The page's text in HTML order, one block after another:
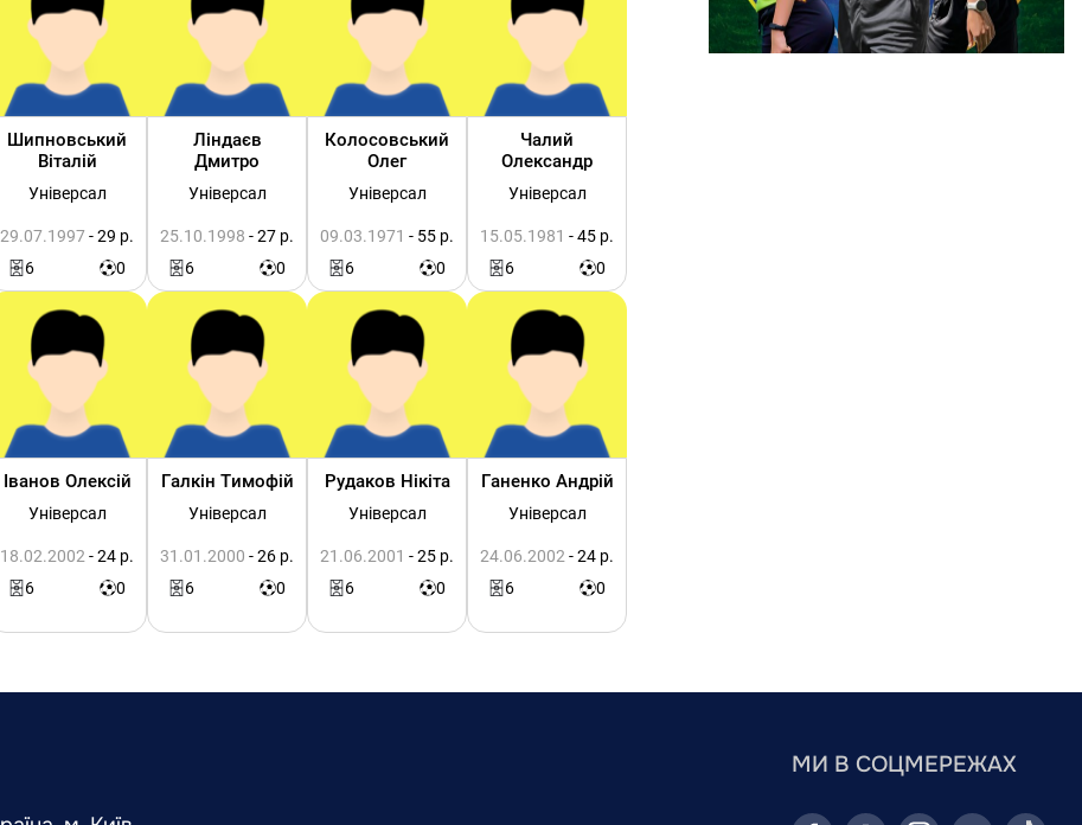
Шипновський
Віталій
Універсал
29.07.1997- 29 р.
6
0
Ліндаєв
Дмитро
Універсал
25.10.1998 - 27 р.
6
0
Колосовський
Олег
Універсал
09.03.1971 - 55 р.
6
0
Чалий
Олександр
Універсал
15.05.1981 - 45 р.
6
0
Іванов Олексій
Універсал
18.02.2002 - 24 р.
6
0
Галкін Тимофій
Універсал
31.01.2000 - 26 р.
6
0
Рудаков Нікіта
Універсал
21.06.2001 - 25 р.
6
0
Ганенко Андрій
Універсал
24.06.2002 - 24 р.
6
0
МИ В СОЦМЕРЕЖАХ